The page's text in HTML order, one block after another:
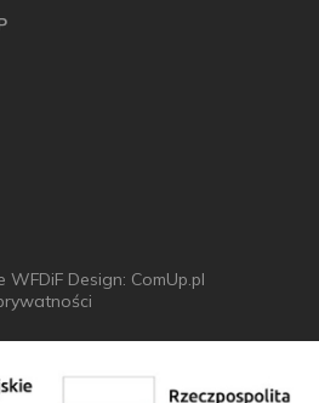
WFDiF Design: ComUp.pl